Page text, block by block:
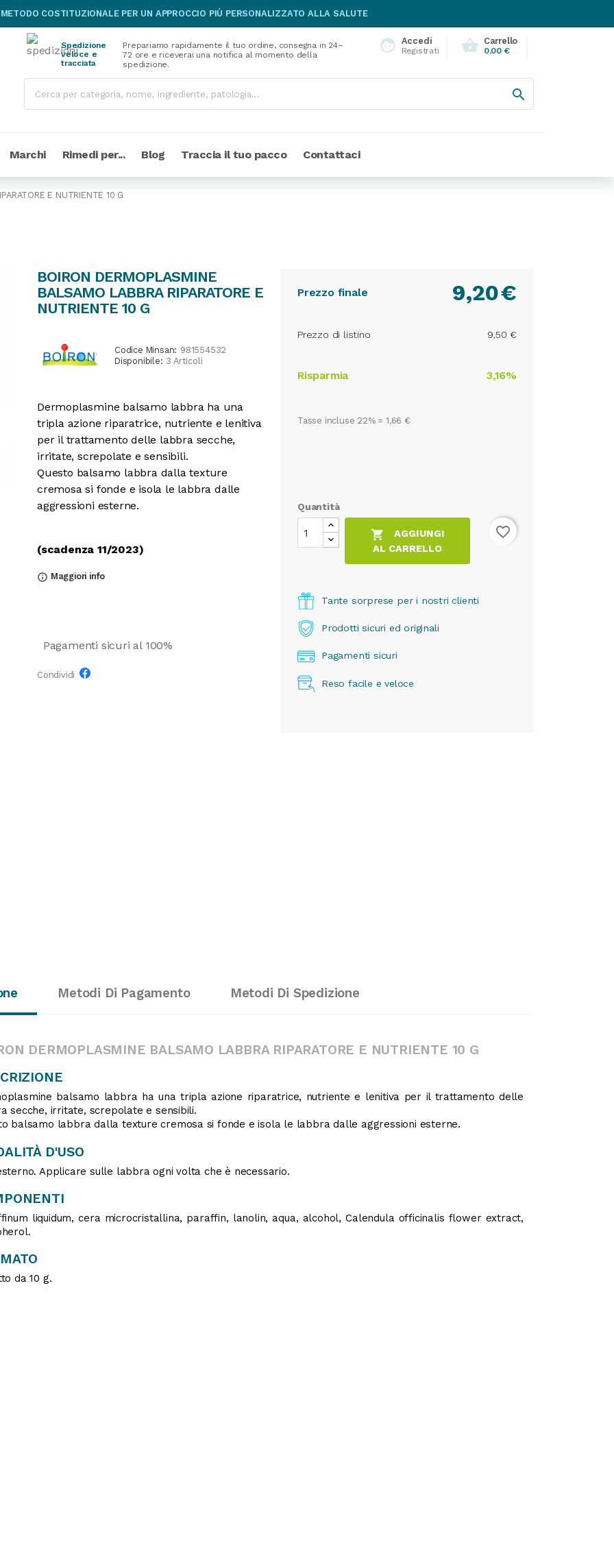
COSTITUZIONALE PER UN APPROCCIO PIÙ PERSONALIZZATO ALLA SALUTE
face Accedi
Registrati shopping_basket Carrello
0,00 €
Spedizione
veloce e
tracciata
Prepariamo rapidamente il tuo ordine, consegna in 24–
72 ore e riceverai una notifica al momento della
spedizione.

Marchi Rimedi per... Blog Traccia il tuo pacco Contattaci
E NUTRIENTE 10 G
BOIRON DERMOPLASMINE
BALSAMO LABBRA RIPARATORE E
NUTRIENTE 10 G
Codice Minsan: 981554532
Disponibile: 3 Articoli
Dermoplasmine balsamo labbra ha una
tripla azione riparatrice, nutriente e lenitiva
per il trattamento delle labbra secche,
irritate, screpolate e sensibili.
Questo balsamo labbra dalla texture
cremosa si fonde e isola le labbra dalle
aggressioni esterne.
(scadenza 11/2023)
info_outline Maggiori info
Pagamenti sicuri al 100%
Condividi
Prezzo finale €
9,20
Prezzo di listino 9,50 €
Risparmia 3,16%
Tasse incluse 22% = 1,66 €
Quantità

AGGIUNGI
AL CARRELLO
favorite_border
Tante sorprese per i nostri clienti
Prodotti sicuri ed originali
Pagamenti sicuri
Reso facile e veloce
Metodi Di Pagamento Metodi Di Spedizione
DERMOPLASMINE BALSAMO LABBRA RIPARATORE E NUTRIENTE 10 G
balsamo labbra ha una tripla azione riparatrice, nutriente e lenitiva per il trattamento delle
secche, irritate, screpolate e sensibili.
balsamo labbra dalla texture cremosa si fonde e isola le labbra dalle aggressioni esterne.
D'USO
Applicare sulle labbra ogni volta che è necessario.
liquidum, cera microcristallina, paraffin, lanolin, aqua, alcohol, Calendula officinalis flower extract,
da 10 g.